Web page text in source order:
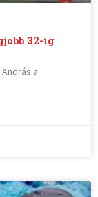
32-ig
a